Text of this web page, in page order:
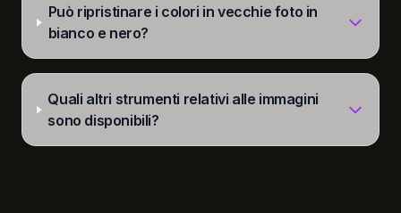
Può ripristinare i colori in vecchie foto in
bianco e nero?
Quali altri strumenti relativi alle immagini
sono disponibili?